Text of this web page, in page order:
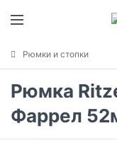
Рюмки и стопки
Рюмка
Фаррел